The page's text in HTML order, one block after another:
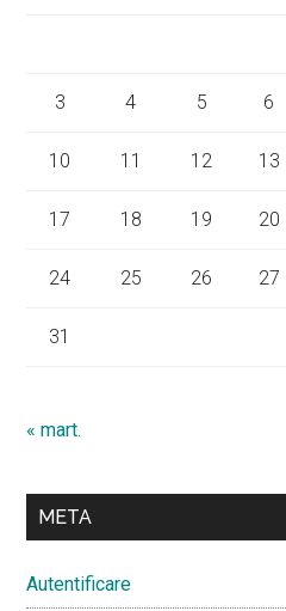
3 4 5 6
10 11 12 13
17 18 19 20
24 25 26 27
31
« mart.
META
Autentificare